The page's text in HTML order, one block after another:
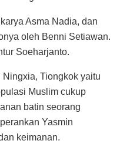
Asma Nadia, dan
oleh Benni Setiawan.
Soeharjanto.
Tiongkok yaitu
Muslim cukup
batin seorang
Yasmin
keimanan.